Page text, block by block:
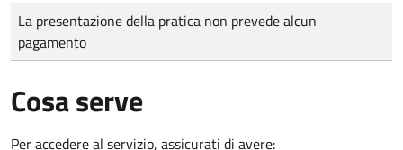
Tipo di pagamento
Importo
La presentazione della pratica non prevede alcun
pagamento
Cosa serve
Per accedere al servizio, assicurati di avere: